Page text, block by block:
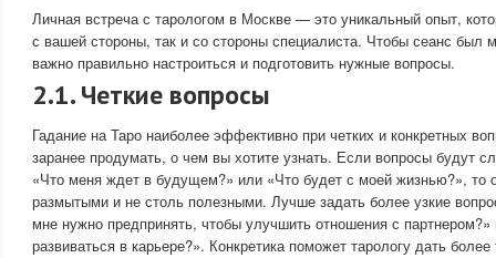
Личная встреча с тарологом в Москве — это уникальный опыт,
с вашей стороны, так и со стороны специалиста. Чтобы сеанс был
важно правильно настроиться и подготовить нужные вопросы.
2.1. Четкие вопросы
Гадание на Таро наиболее эффективно при четких и конкретных
заранее продумать, о чем вы хотите узнать. Если вопросы будут
«Что меня ждет в будущем?» или «Что будет с моей жизнью?», то
размытыми и не столь полезными. Лучше задать более узкие
мне нужно предпринять, чтобы улучшить отношения с
развиваться в карьере?». Конкретика поможет тарологу дать